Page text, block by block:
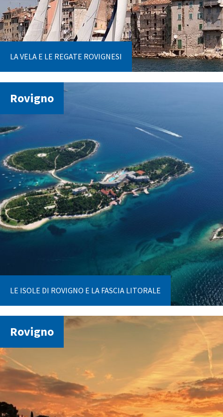
LA VELA E LE REGATE ROVIGNESI
Rovigno
LE ISOLE DI ROVIGNO E LA FASCIA LITORALE
Rovigno